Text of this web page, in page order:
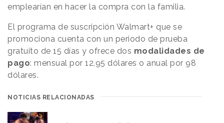
emplearían en hacer la compra con la familia.
El programa de suscripción Walmart+ que se
promociona cuenta con un periodo de prueba
gratuito de 15 días y ofrece dos modalidades de
pago: mensual por 12,95 dólares o anual por 98
dólares.
NOTICIAS RELACIONADAS